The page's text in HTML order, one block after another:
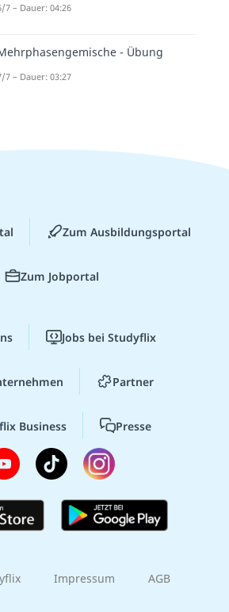
7 – Dauer: 04:26
- Übung
7 – Dauer: 03:27
Zum Ausbildungsportal
Zum Jobportal
Jobs bei Studyflix
Partner
Business Presse
Impressum AGB